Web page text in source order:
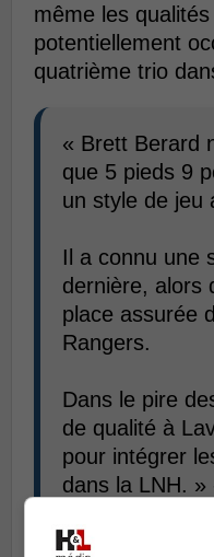
même les
potentiellement
quatrième trio
« Brett Berard
que 5 pieds 9
un style de jeu
Il a connu une
dernière, alors
place assurée
Rangers.
Dans le pire
de qualité à
pour intégrer
dans la LNH.